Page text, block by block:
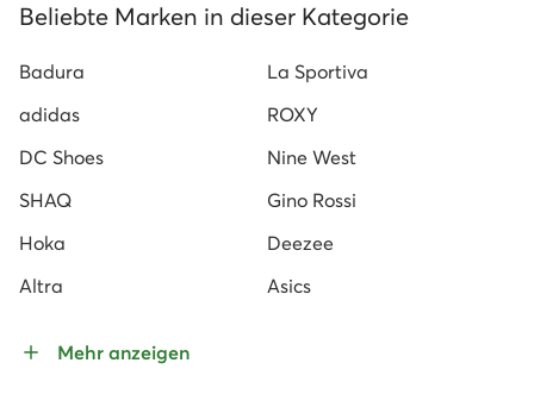
Beliebte Marken in dieser Kategorie
Badura
La Sportiva
adidas
ROXY
DC Shoes
Nine West
SHAQ
Gino Rossi
Hoka
Deezee
Altra
Asics
Mehr anzeigen